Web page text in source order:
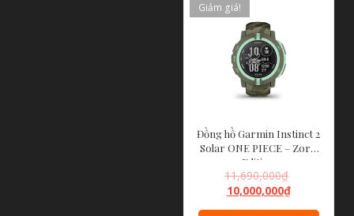
Giảm giá!
Đồng hồ Garmin Instinct 2
Solar ONE PIECE – Zoro
Edition
11,690,000₫
10,000,000₫